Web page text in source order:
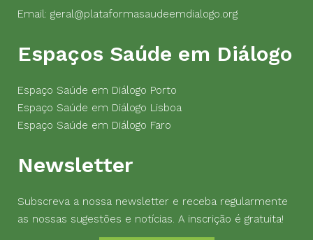
Email: geral@plataformasaudeemdialogo.org
Espaços Saúde em Diálogo
Espaço Saúde em Diálogo Porto
Espaço Saúde em Diálogo Lisboa
Espaço Saúde em Diálogo Faro
Newsletter
Subscreva a nossa newsletter e receba regularmente
as nossas sugestões e notícias. A inscrição é gratuita!